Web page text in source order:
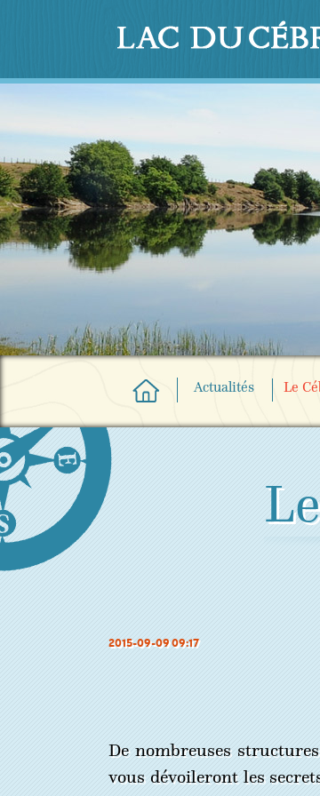
Actualités Le
2015-09-09 09:17
De nombreuses
vous dévoileront les